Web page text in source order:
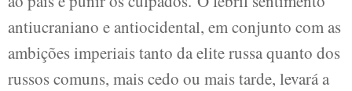
antiucraniano e antiocidental, em conjunto com as
ambições imperiais tanto da elite russa quanto dos
russos comuns, mais cedo ou mais tarde, levará a